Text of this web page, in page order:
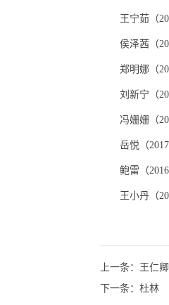
王宁茹（
侯泽茜（
郑明娜（
刘新宁（
冯姗姗（
岳悦（2017
鲍雷（2016
王小丹（
上一条： 王仁卿
下一条： 杜林